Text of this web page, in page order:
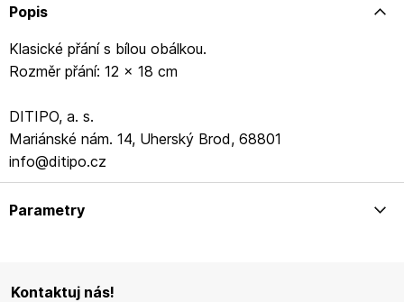
Popis
Klasické přání s bílou obálkou.
Rozměr přání: 12 x 18 cm
DITIPO, a. s.
Mariánské nám. 14, Uherský Brod, 68801
info@ditipo.cz
Parametry
Kontaktuj nás!